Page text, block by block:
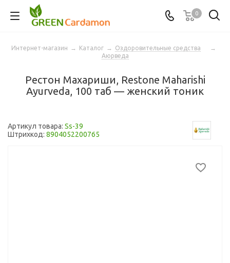
0
Интернет-магазин → Каталог → Оздоровительные средства
→
Аюрведа
Рестон Махариши, Restone Maharishi
Ayurveda, 100 таб — женский тоник
Артикул товара: Ss-39
Штрихкод: 8904052200765